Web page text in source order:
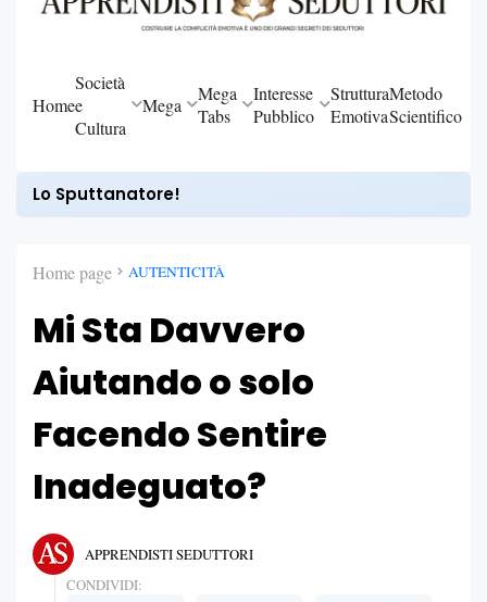
Home
Società
e
Cultura
Mega
Mega
Tabs
Interesse
Pubblico
Struttura
Emotiva
Metodo
Scientifico
Lo Sputtanatore!
Home page AUTENTICITÀ
Mi Sta Davvero
Aiutando o solo
Facendo Sentire
Inadeguato?
APPRENDISTI SEDUTTORI
CONDIVIDI: